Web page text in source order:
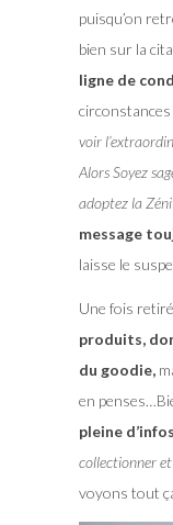
puisqu’on
bien sur la
ligne de
circonstances
voir
Alors Soyez
adoptez la
message
laisse le
Une fois
produits,
du goodie,
en
pleine d’infos
collectionner
voyons tout